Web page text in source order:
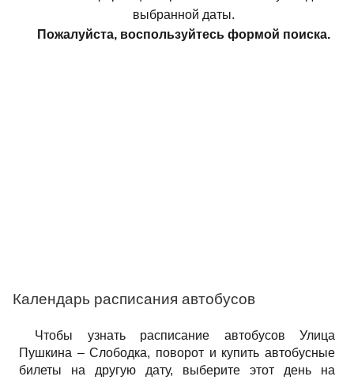
выбранной даты.
Пожалуйста, воспользуйтесь формой поиска.
Календарь расписания автобусов
Чтобы узнать расписание автобусов Улица
Пушкина – Слободка, поворот и купить автобусные
билеты на другую дату, выберите этот день на